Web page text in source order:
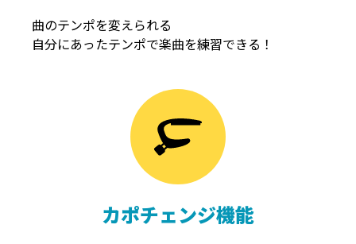
曲のテンポを変えられる
自分にあったテンポで楽曲を練習できる！
カポチェンジ機能